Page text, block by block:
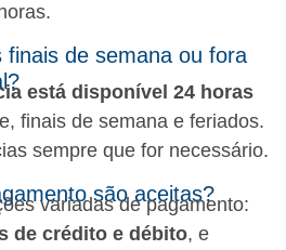
finais de semana ou fora
está disponível 24 horas
finais de semana e feriados.
sempre que for necessário.
são aceitas?
variadas de pagamento:
de crédito e débito, e